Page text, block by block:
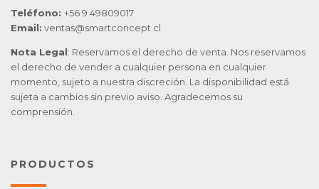
Teléfono: +56 9 49809017
Email: ventas@smartconcept.cl
Nota Legal: Reservamos el derecho de venta. Nos reservamos
el derecho de vender a cualquier persona en cualquier
momento, sujeto a nuestra discreción. La disponibilidad está
sujeta a cambios sin previo aviso. Agradecemos su
comprensión.
PRODUCTOS